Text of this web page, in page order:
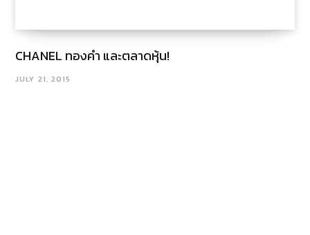
CHANEL ทองคำ และตลาดหุ้น!
JULY 21, 2015